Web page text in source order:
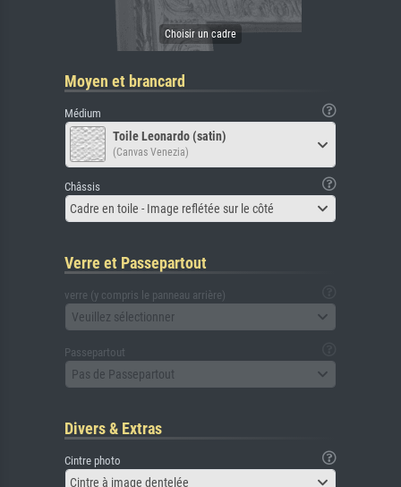
Moyen et brancard
Médium
Toile Leonardo (satin)
(Canvas Venezia)
Châssis
Cadre en toile - Image reflétée sur le côté
Verre et Passepartout
verre (y compris le panneau arrière)
Veuillez sélectionner
Passepartout
Pas de Passepartout
Divers & Extras
Cintre photo
Cintre à image dentelée